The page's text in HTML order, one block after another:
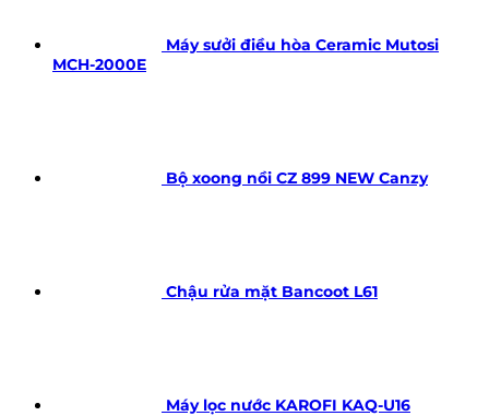
Máy sưởi điều hòa Ceramic Mutosi
MCH-2000E
Bộ xoong nồi CZ 899 NEW Canzy
Chậu rửa mặt Bancoot L61
Máy lọc nước KAROFI KAQ-U16